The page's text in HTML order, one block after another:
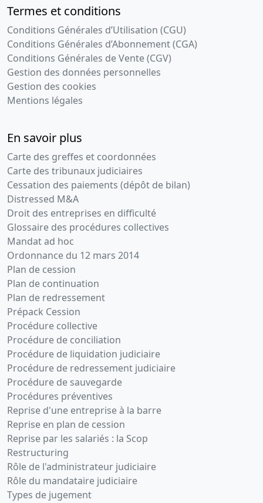
Termes et conditions
Conditions Générales d’Utilisation (CGU)
Conditions Générales d’Abonnement (CGA)
Conditions Générales de Vente (CGV)
Gestion des données personnelles
Gestion des cookies
Mentions légales
En savoir plus
Carte des greffes et coordonnées
Carte des tribunaux judiciaires
Cessation des paiements (dépôt de bilan)
Distressed M&A
Droit des entreprises en difficulté
Glossaire des procédures collectives
Mandat ad hoc
Ordonnance du 12 mars 2014
Plan de cession
Plan de continuation
Plan de redressement
Prépack Cession
Procédure collective
Procédure de conciliation
Procédure de liquidation judiciaire
Procédure de redressement judiciaire
Procédure de sauvegarde
Procédures préventives
Reprise d'une entreprise à la barre
Reprise en plan de cession
Reprise par les salariés : la Scop
Restructuring
Rôle de l'administrateur judiciaire
Rôle du mandataire judiciaire
Types de jugement